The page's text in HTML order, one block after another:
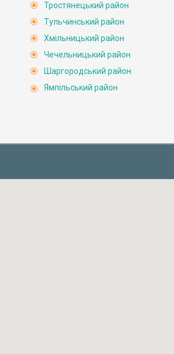
Тростянецький район
Тульчинський район
Хмільницький район
Чечельницький район
Шаргородський район
Ямпільський район